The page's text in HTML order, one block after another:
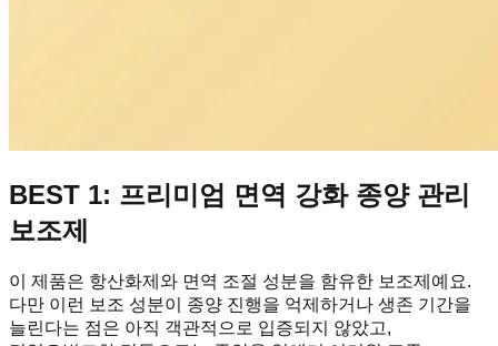
BEST 1: 프리미엄 면역 강화 종양 관리
보조제
이 제품은 항산화제와 면역 조절 성분을 함유한 보조제예요.
다만 이런 보조 성분이 종양 진행을 억제하거나 생존 기간을
늘린다는 점은 아직 객관적으로 입증되지 않았고,